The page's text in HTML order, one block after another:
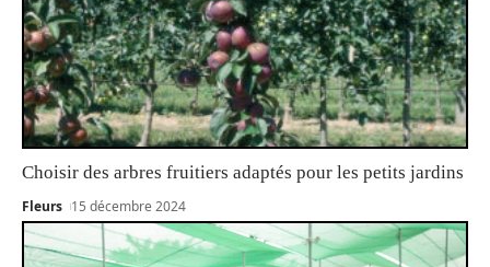
Choisir des arbres fruitiers adaptés pour les petits jardins
Fleurs 15 décembre 2024